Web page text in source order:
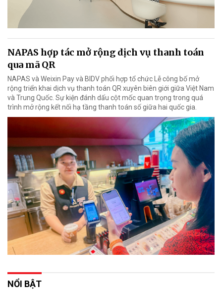
NAPAS hợp tác mở rộng dịch vụ thanh toán
qua mã QR
NAPAS và Weixin Pay và BIDV phối hợp tổ chức Lễ công bố mở
rộng triển khai dịch vụ thanh toán QR xuyên biên giới giữa Việt Nam
và Trung Quốc. Sự kiện đánh dấu cột mốc quan trọng trong quá
trình mở rộng kết nối hạ tầng thanh toán số giữa hai quốc gia.
NỔI BẬT